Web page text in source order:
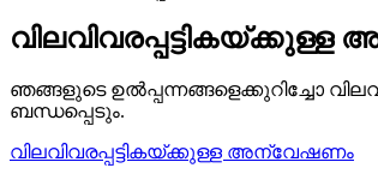
ഞങ്ങളുടെ ഉൽപ്പന്നങ്ങളെക്കുറിച്ചോ
ബന്ധപ്പെടും.
വിലവിവരപ്പട്ടികയ്ക്കുള്ള അന്വേഷണം